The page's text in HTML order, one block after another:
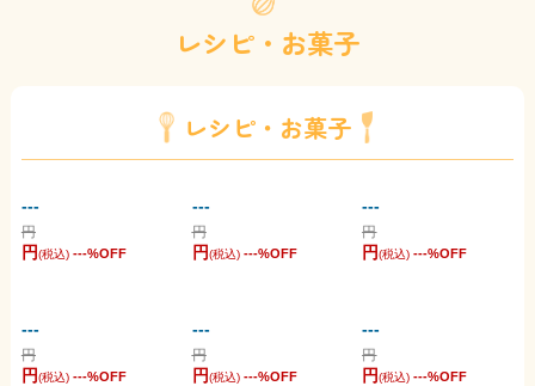
レシピ・お菓子
レシピ・お菓子
---
円
円(税込) ---%OFF
---
円
円(税込) ---%OFF
---
円
円(税込) ---%OFF
---
円
円(税込) ---%OFF
---
円
円(税込) ---%OFF
---
円
円(税込) ---%OFF